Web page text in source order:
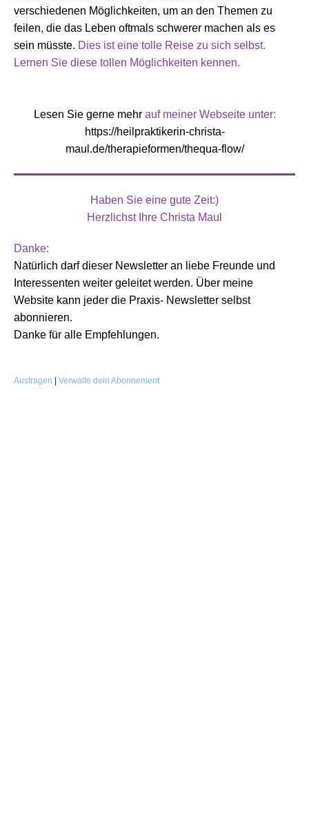
verschiedenen Möglichkeiten, um an den Themen zu
feilen, die das Leben oftmals schwerer machen als es
sein müsste. Dies ist eine tolle Reise zu sich selbst.
Lernen Sie diese tollen Möglichkeiten kennen.
Lesen Sie gerne mehr auf meiner Webseite unter:
https://heilpraktikerin-christa-
maul.de/therapieformen/thequa-flow/
Haben Sie eine gute Zeit:)
Herzlichst Ihre Christa Maul
Danke:
Natürlich darf dieser Newsletter an liebe Freunde und
Interessenten weiter geleitet werden. Über meine
Website kann jeder die Praxis- Newsletter selbst
abonnieren.
Danke für alle Empfehlungen.
Austragen Verwalte dein Abonnement